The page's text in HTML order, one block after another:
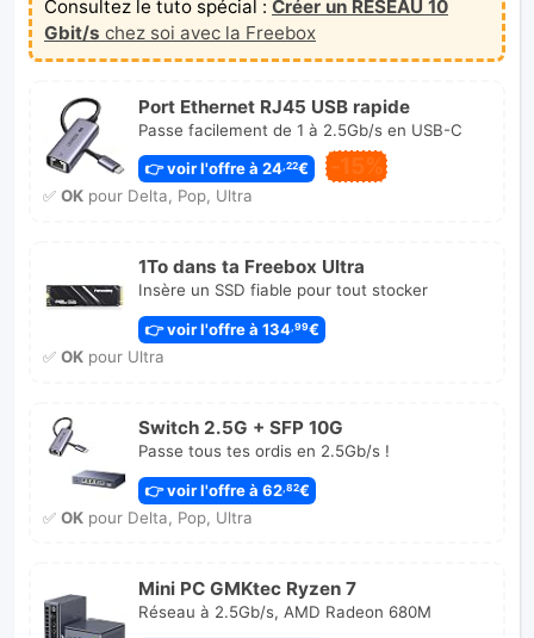
Consultez le tuto spécial : Créer un RÉSEAU 10
Gbit/s chez soi avec la Freebox
Port Ethernet RJ45 USB rapide
Passe facilement de 1 à 2.5Gb/s en USB-C
👉 voir l'offre à 24,22€ -15%
✅ OKpour Delta, Pop, Ultra
1To dans ta Freebox Ultra
Insère un SSD fiable pour tout stocker
👉 voir l'offre à 134 ,99€
✅ OKpour Ultra
Switch 2.5G + SFP 10G
Passe tous tes ordis en 2.5Gb/s !
👉 voir l'offre à 62,82€
✅ OKpour Delta, Pop, Ultra
Mini PC GMKtec Ryzen 7
Réseau à 2.5Gb/s, AMD Radeon 680M